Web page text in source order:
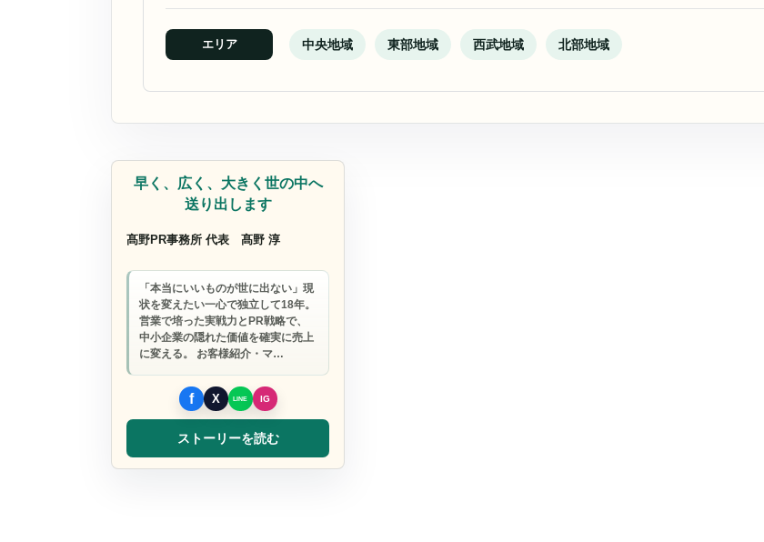
エリア 中央地域 東部地域 西武地域 北部地域
早く、広く、大きく世の中へ
送り出します
髙野PR事務所 代表 髙野 淳
「本当にいいものが世に出ない」現
状を変えたい一心で独立して18年。
営業で培った実戦力とPR戦略で、
中小企業の隠れた価値を確実に売上
に変える。 お客様紹介・マ…
ストーリーを読む